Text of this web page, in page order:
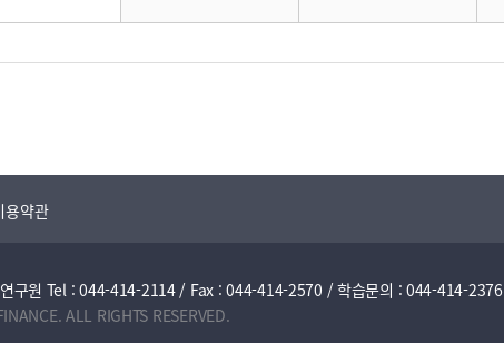
용약관
구원 Tel : 044-414-2114 / Fax : 044-414-2570 / 학습문의 : 044-414-2376
ALL RIGHTS RESERVED.